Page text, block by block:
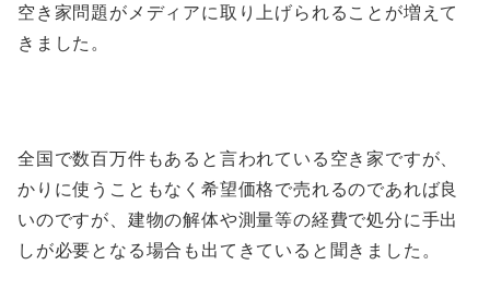
空き家問題がメディアに取り上げられることが増えて
きました。
全国で数百万件もあると言われている空き家ですが、
かりに使うこともなく希望価格で売れるのであれば良
いのですが、建物の解体や測量等の経費で処分に手出
しが必要となる場合も出てきていると聞きました。